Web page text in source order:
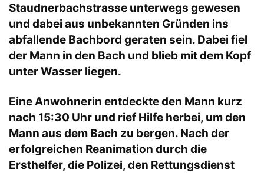
Staudnerbachstrasse unterwegs gewesen
und dabei aus unbekannten Gründen ins
abfallende Bachbord geraten sein. Dabei fiel
der Mann in den Bach und blieb mit dem Kopf
unter Wasser liegen.
Eine Anwohnerin entdeckte den Mann kurz
nach 15:30 Uhr und rief Hilfe herbei, um den
Mann aus dem Bach zu bergen. Nach der
erfolgreichen Reanimation durch die
Ersthelfer, die Polizei, den Rettungsdienst